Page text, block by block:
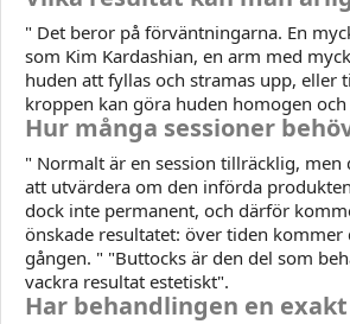
" Det beror på förväntningarna. En
som Kim Kardashian, en arm med
huden att fyllas och stramas upp, eller
kroppen kan göra huden homogen
Hur många sessioner
" Normalt är en session tillräcklig,
att utvärdera om den införda
dock inte permanent, och därför
önskade resultatet: över tiden
gången. " "Buttocks är den del som
vackra resultat estetiskt".
Har behandlingen en